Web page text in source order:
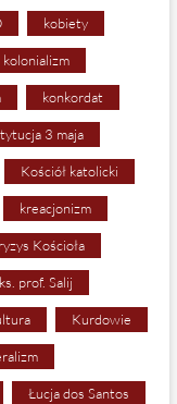
kobiety
kolonializm
konkordat
3 maja
Kościół katolicki
kreacjonizm
Kościoła
ks. prof. Salij
Kurdowie
Łucja dos Santos